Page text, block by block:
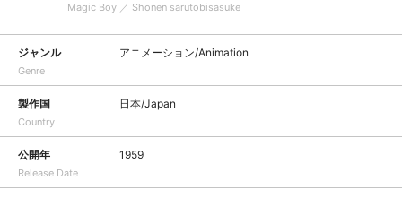
Magic Boy ／ Shonen sarutobisasuke
ジャンル
Genre
アニメーション/Animation
製作国
Country
日本/Japan
公開年
Release Date
1959